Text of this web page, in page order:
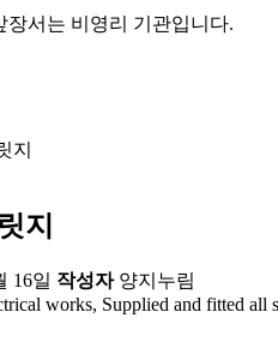
장서는 비영리 기관입니다.
지
지
16일 작성자양지누림
works, Supplied and fitted